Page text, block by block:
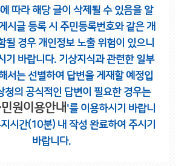
따라 해당 글이 삭제될 수 있음을 알
시글 등록 시 주민등록번호와 같은 개
될 경우 개인정보 노출 위험이 있으니
기 바랍니다. 기상지식과 관련한 일부
서는 선별하여 답변을 게재할 예정입
의 공식적인 답변이 필요한 경우는
원이용안내 '를 이용하시기 바랍니
시간(10분) 내 작성 완료하여 주시기
바랍니다.